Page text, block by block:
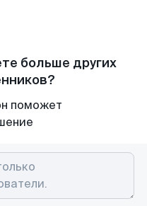
больше других
поможет